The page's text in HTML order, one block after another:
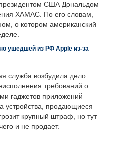
президентом США Дональдом
ХАМАС. По его словам,
о котором американский
ушедшей из РФ Apple из-за
служба возбудила дело
требований о
гаджетов приложений
устройства, продающиеся
крупный штраф, но тут
и не продает.